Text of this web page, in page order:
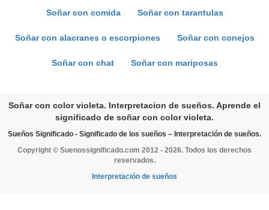
Soñar con comida Soñar con tarantulas
Soñar con alacranes o escorpiones Soñar con conejos
Soñar con chat Soñar con mariposas
Soñar con color violeta. Interpretacion de sueños. Aprende el
significado de soñar con color violeta.
Sueños Significado - Significado de los sueños – Interpretación de sueños.
Copyright © Suenossignificado.com 2012 - 2026. Todos los derechos
reservados.
Interpretación de sueños